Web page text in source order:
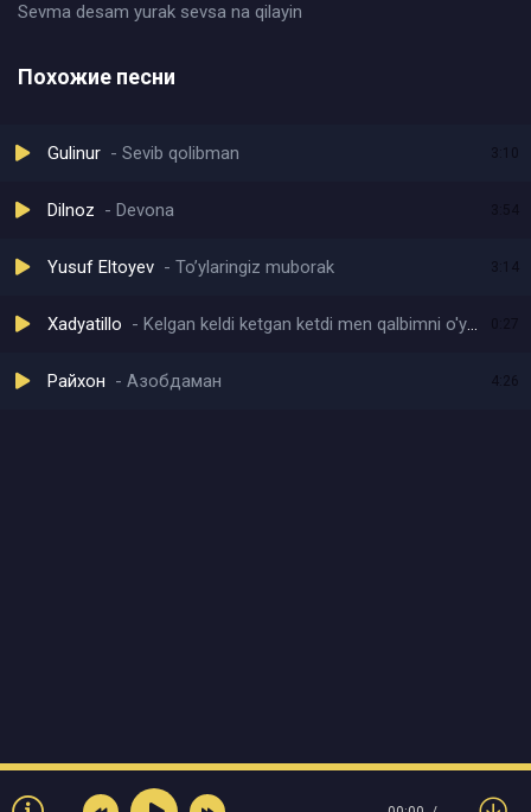
Sevma desam yurak sevsa na qilayin
Похожие песни
Gulinur Sevib qolibman 3:10
Dilnoz Devona
Yusuf Eltoyev To’ylaringiz muborak 3:14
Xadyatillo Kelgan keldi ketgan ketdi men qalbimni o'ya qoldim
Райхон Азобдаман 4:26